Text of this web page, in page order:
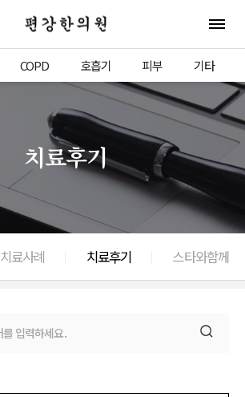
편강한의원 전체
COPD 호흡기 피부 기타
치료후기
치료사례 치료후기 스타와함께